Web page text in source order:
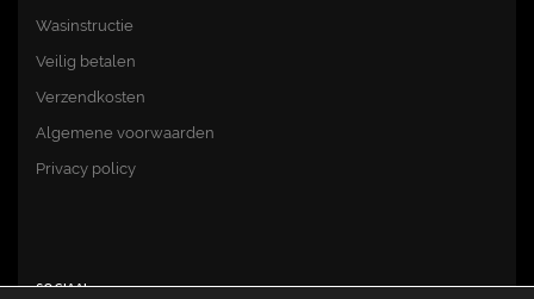
Wasinstructie
Veilig betalen
Verzendkosten
Algemene voorwaarden
Privacy policy
SOCIAAL